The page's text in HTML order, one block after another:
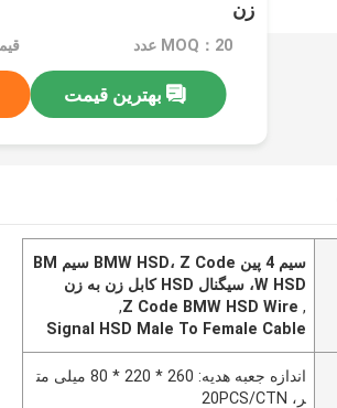
زن
MOQ：20 عدد
بهترین قیمت
سیم 4 پین BMW HSD، Z Code سیم BM
W HSD، سیگنال HSD کابل زن به زن
,
Z Code BMW HSD Wire
,
Signal HSD Male To Female Cable
اندازه جعبه هدیه: 260 * 220 * 80 میلی مت
ر، 20PCS/CTN